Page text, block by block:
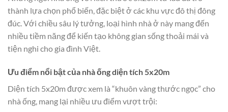
thành lựa chọn phổ biến, đặc biệt ở các khu vực đô thị đông
đúc. Với chiều sâu lý tưởng, loại hình nhà ở này mang đến
nhiều tiềm năng để kiến tạo không gian sống thoải mái và
tiện nghi cho gia đình Việt.
Ưu điểm nổi bật của nhà ống diện tích 5x20m
Diện tích 5x20m được xem là “khuôn vàng thước ngọc” cho
nhà ống, mang lại nhiều ưu điểm vượt trội: